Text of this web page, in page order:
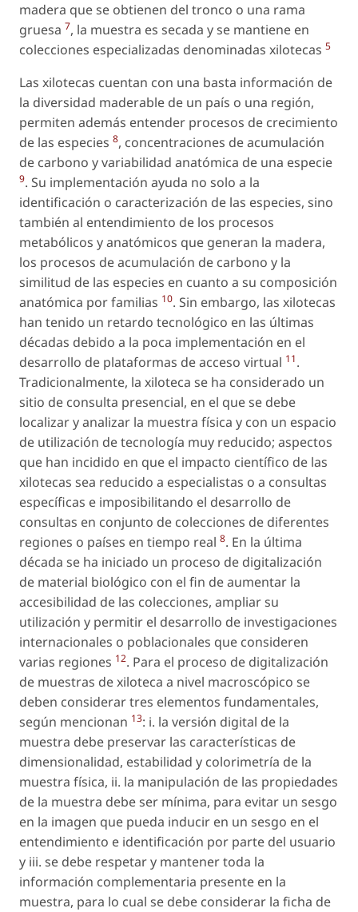
madera que se obtienen del tronco o una rama
gruesa 7, la muestra es secada y se mantiene en
colecciones especializadas denominadas xilotecas 5
Las xilotecas cuentan con una basta información de
la diversidad maderable de un país o una región,
permiten además entender procesos de crecimiento
de las especies 8, concentraciones de acumulación
de carbono y variabilidad anatómica de una especie
9. Su implementación ayuda no solo a la
identificación o caracterización de las especies, sino
también al entendimiento de los procesos
metabólicos y anatómicos que generan la madera,
los procesos de acumulación de carbono y la
similitud de las especies en cuanto a su composición
anatómica por familias 10. Sin embargo, las xilotecas
han tenido un retardo tecnológico en las últimas
décadas debido a la poca implementación en el
desarrollo de plataformas de acceso virtual 11.
Tradicionalmente, la xiloteca se ha considerado un
sitio de consulta presencial, en el que se debe
localizar y analizar la muestra física y con un espacio
de utilización de tecnología muy reducido; aspectos
que han incidido en que el impacto científico de las
xilotecas sea reducido a especialistas o a consultas
específicas e imposibilitando el desarrollo de
consultas en conjunto de colecciones de diferentes
regiones o países en tiempo real 8. En la última
década se ha iniciado un proceso de digitalización
de material biológico con el fin de aumentar la
accesibilidad de las colecciones, ampliar su
utilización y permitir el desarrollo de investigaciones
internacionales o poblacionales que consideren
varias regiones 12. Para el proceso de digitalización
de muestras de xiloteca a nivel macroscópico se
deben considerar tres elementos fundamentales,
según mencionan 13: i. la versión digital de la
muestra debe preservar las características de
dimensionalidad, estabilidad y colorimetría de la
muestra física, ii. la manipulación de las propiedades
de la muestra debe ser mínima, para evitar un sesgo
en la imagen que pueda inducir en un sesgo en el
entendimiento e identificación por parte del usuario
y iii. se debe respetar y mantener toda la
información complementaria presente en la
muestra, para lo cual se debe considerar la ficha de